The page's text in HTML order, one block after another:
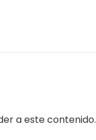
a este contenido.